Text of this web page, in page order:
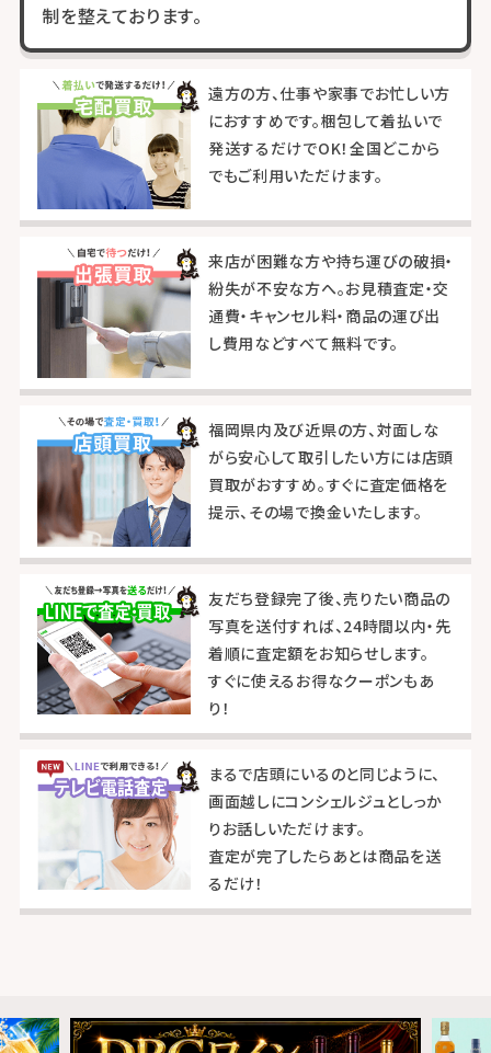
制を整えております。
遠方の方、仕事や家事でお忙しい方
におすすめです。梱包して着払いで
発送するだけでOK！全国どこから
でもご利用いただけます。
来店が困難な方や持ち運びの破損・
紛失が不安な方へ。お見積査定・交
通費・キャンセル料・商品の運び出
し費用などすべて無料です。
福岡県内及び近県の方、対面しな
がら安心して取引したい方には店頭
買取がおすすめ。すぐに査定価格を
提示、その場で換金いたします。
友だち登録完了後、売りたい商品の
写真を送付すれば、24時間以内・先
着順に査定額をお知らせします。
すぐに使えるお得なクーポンもあ
り！
まるで店頭にいるのと同じように、
画面越しにコンシェルジュとしっか
りお話しいただけます。
査定が完了したらあとは商品を送
るだけ！